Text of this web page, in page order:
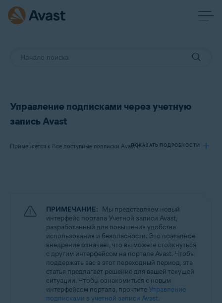
Управление подписками через учетную
запись Avast
Применяется к Все доступные подписки Avast в сегменте потребительских решений
ПОКАЗАТЬ ПОДРОБНОСТИ
Операционные системы:
Все поддерживаемые операционные системы
ПРИМЕЧАНИЕ: Мы представляем новый
интерфейс портала Учетной записи Avast,
разработанный для повышения удобства
использования и безопасности. Это поэтапное
внедрение означает, что вы можете столкнуться
с другим интерфейсом на портале Avast. Чтобы
поддержать вас в этот переходный период, эта
статья предлагает решение для вашей текущей
ситуации. Чтобы ознакомиться с новым
интерфейсом портала, прочтите Управление
подписками в учетной записи Avast.